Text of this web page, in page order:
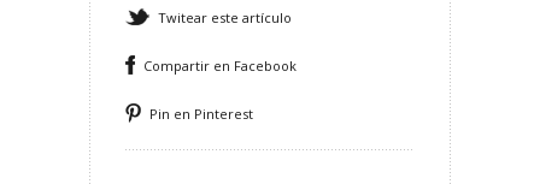
Twitear este artículo
Compartir en Facebook
Pin en Pinterest